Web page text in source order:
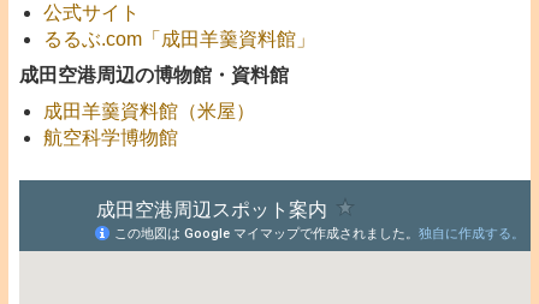
公式サイト
るるぶ.com「成田羊羹資料館」
成田空港周辺の博物館・資料館
成田羊羹資料館（米屋）
航空科学博物館